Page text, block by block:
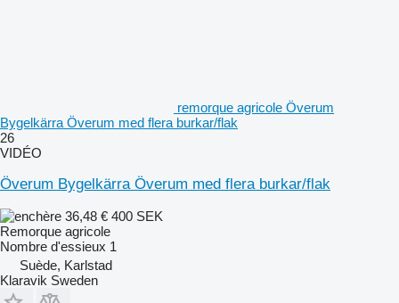
remorque agricole Överum
Bygelkärra Överum med flera burkar/flak
26
VIDÉO
Överum Bygelkärra Överum med flera burkar/flak
36,48 € 400 SEK
Remorque agricole
Nombre d'essieux 1
Suède, Karlstad
Klaravik Sweden